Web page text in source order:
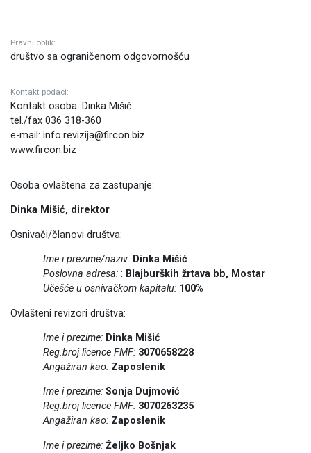
Pravni oblik:
društvo sa ograničenom odgovornošću
Kontakt podaci:
Kontakt osoba: Dinka Mišić
tel./fax 036 318-360
e-mail: info.revizija@fircon.biz
www.fircon.biz
Osoba ovlaštena za zastupanje:
Dinka Mišić, direktor
Osnivači/članovi društva:
Ime i prezime/naziv: Dinka Mišić
Poslovna adresa: : Blajburških žrtava bb, Mostar
Učešće u osnivačkom kapitalu: 100%
Ovlašteni revizori društva:
Ime i prezime: Dinka Mišić
Reg.broj licence FMF: 3070658228
Angažiran kao: Zaposlenik
Ime i prezime: Sonja Dujmović
Reg.broj licence FMF: 3070263235
Angažiran kao: Zaposlenik
Ime i prezime: Željko Bošnjak